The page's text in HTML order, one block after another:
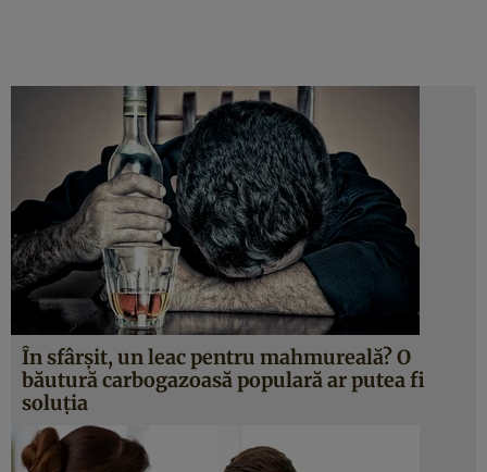
În sfârşit, un leac pentru mahmureală? O
băutură carbogazoasă populară ar putea fi
soluţia